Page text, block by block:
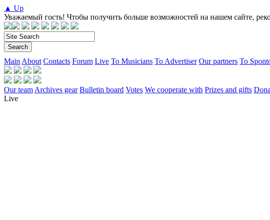
▲ Up
Уважаемый гость! Чтобы получить больше возможностей на нашем сайте,
Main About Contacts Forum Live To Musicians To Advertiser Our partners To
Our team Archives gear Bulletin board Votes We cooperate with Prizes and gifts
Live